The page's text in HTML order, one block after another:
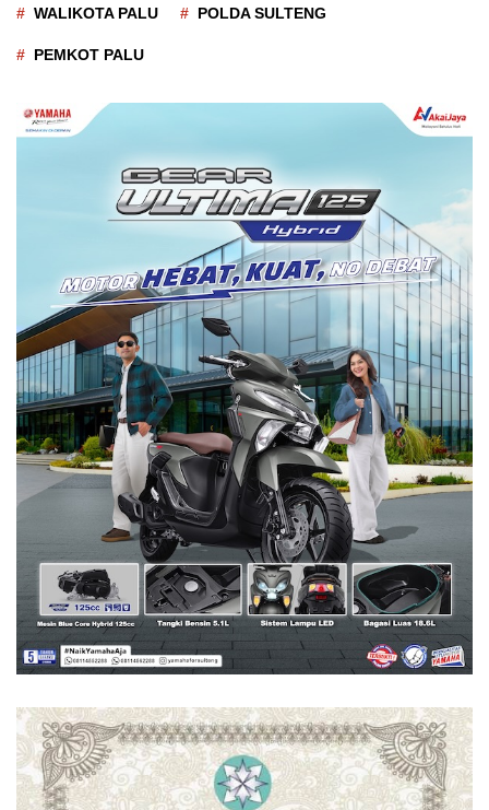
WALIKOTA PALU POLDA SULTENG
PEMKOT PALU